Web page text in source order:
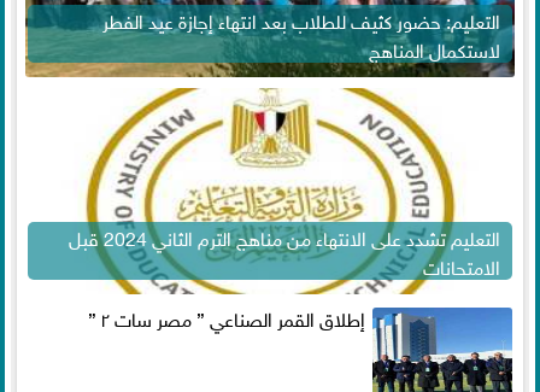
التعليم: حضور كثيف للطلاب بعد انتهاء إجازة عيد الفطر
لاستكمال المناهج
التعليم تشدد على الانتهاء من مناهج الترم الثاني 2024 قبل
الامتحانات
إطلاق القمر الصناعي ” مصر سات ٢ ”